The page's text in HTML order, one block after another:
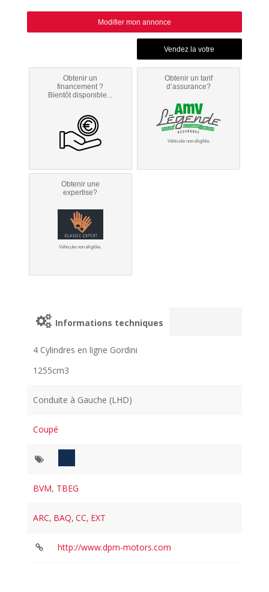
Modifier mon annonce
Obtenir un
financement ?
Bientôt disponible...
Obtenir un tarif
d’assurance?
Véhicule non éligible.
Obtenir une
expertise?
Véhicule non éligible.
Informations techniques
4 Cylindres en ligne Gordini
1255cm3
Conduite à Gauche (LHD)
Coupé
BVM, TBEG
ARC, BAQ, CC, EXT
http://www.dpm-motors.com